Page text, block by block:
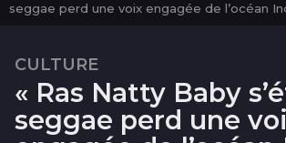
seggae perd une voix engagée de l’océan
3
m
i
CULTURE
« Ras Natty Baby
seggae perd une